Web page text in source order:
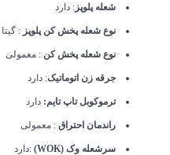
شعله پلوپز : دارد
نوع شعله پخش کن پلوپز : گیتا
نوع شعله پخش کن : معمولی
جرقه زن اتوماتیک: دارد
ترموکوبل تاپ تایم: دارد
راندمان احتراق : معمولی
سرشعله وک (WOK) :دارد